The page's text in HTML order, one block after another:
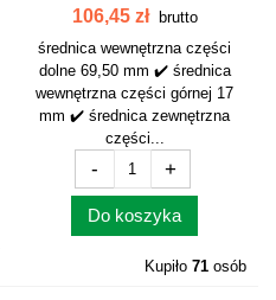
WEWNĘTRZNY...
106,45 zł brutto
średnica wewnętrzna części
dolne 69,50 mm ✔️ średnica
wewnętrzna części górnej 17
mm ✔️ średnica zewnętrzna
części...
- +
Do koszyka
Kupiło 71 osób